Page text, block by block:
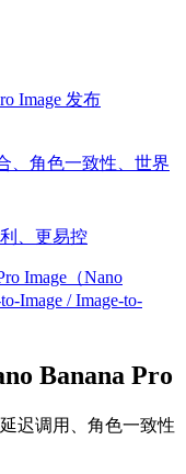
Image 发布
、角色一致性、世界
、更易控
Image（Nano
Image / Image-to-
Banana Pro
迟调用、角色一致性